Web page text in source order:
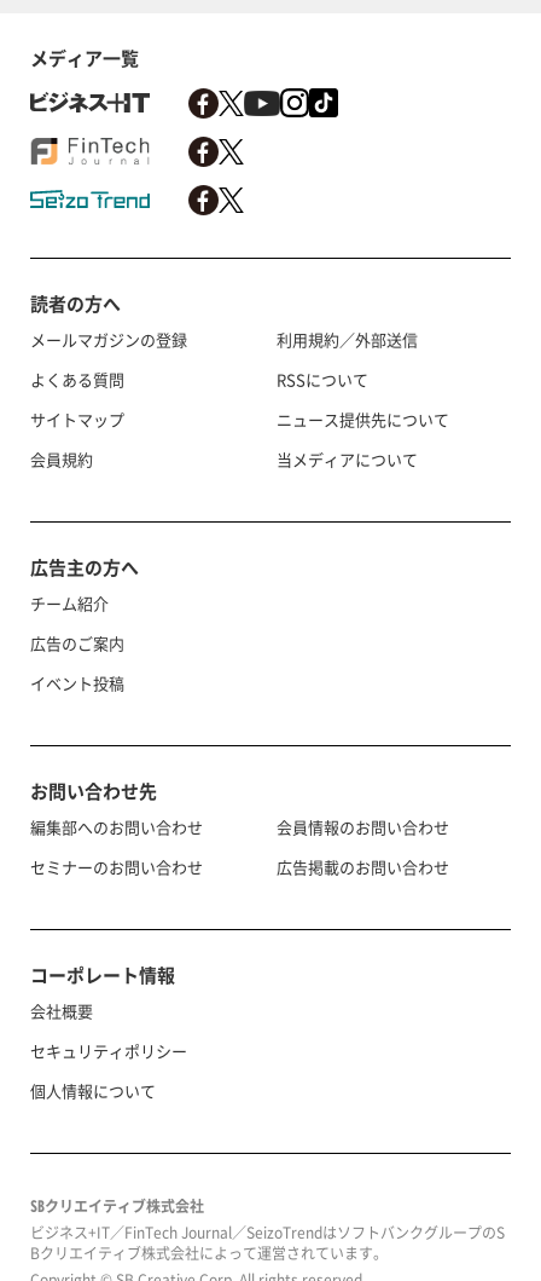
メディア一覧
読者の方へ
メールマガジンの登録
よくある質問
サイトマップ
会員規約
利用規約／外部送信
RSSについて
ニュース提供先について
当メディアについて
広告主の方へ
チーム紹介
広告のご案内
イベント投稿
お問い合わせ先
編集部へのお問い合わせ
セミナーのお問い合わせ
会員情報のお問い合わせ
広告掲載のお問い合わせ
コーポレート情報
会社概要
セキュリティポリシー
個人情報について
SBクリエイティブ株式会社
ビジネス+IT／FinTech Journal／SeizoTrendはソフトバンクグループのS
Bクリエイティブ株式会社によって運営されています。